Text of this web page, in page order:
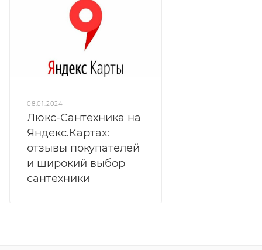
08.01.2024
Люкс-Сантехника на
Яндекс.Картах:
отзывы покупателей
и широкий выбор
сантехники